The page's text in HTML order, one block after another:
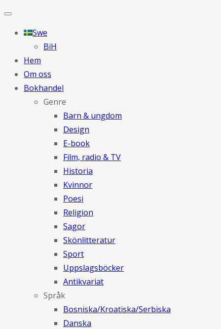
Swe
BiH
Hem
Om oss
Bokhandel
Genre
Barn & ungdom
Design
E-book
Film, radio & TV
Historia
Kvinnor
Poesi
Religion
Sagor
Skönlitteratur
Sport
Uppslagsböcker
Antikvariat
Språk
Bosniska/Kroatiska/Serbiska
Danska